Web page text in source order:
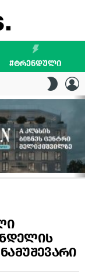
#ᲢᲠᲔᲜᲓᲣᲚᲘ
SKIN